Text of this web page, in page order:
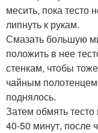
месить, пока тесто
липнуть к рукам.
Смазать большую
положить в нее
стенкам, чтобы
чайным полотенцем
поднялось.
Затем обмять
40-50 минут, после